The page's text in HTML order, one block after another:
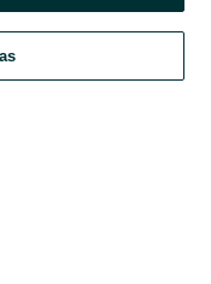
e Condições